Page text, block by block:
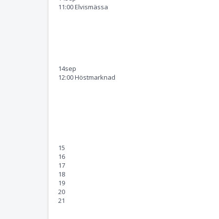
11:00 Elvismässa
14sep
12:00 Höstmarknad
15
16
17
18
19
20
21